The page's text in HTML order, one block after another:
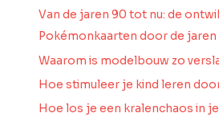
Van de jaren 90 tot nu: de
Pokémonkaarten door de jaren
Waarom is modelbouw zo
Hoe stimuleer je kind leren
Hoe los je een kralenchaos in